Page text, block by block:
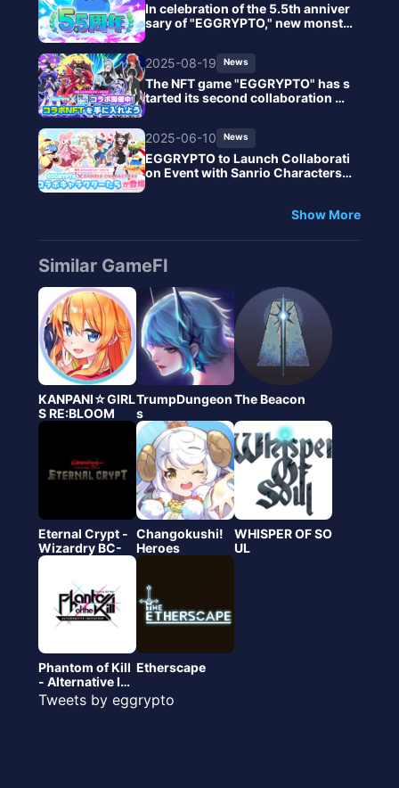
In celebration of the 5.5th anniver
sary of "EGGRYPTO," new monste
rs with the skill "Attack and Defen
se Reversal" will be added, along
with a paid limited gacha and spec
ial login bonuses.
2025-08-19 News
The NFT game "EGGRYPTO" has s
tarted its second collaboration wit
h the anime "That Time I Got Reinc
arnated as a Slime."
2025-06-10 News
EGGRYPTO to Launch Collaborati
on Event with Sanrio Characters S
tarting June 13
Show More
Similar GameFI
KANPANI☆GIRL
S RE:BLOOM
TrumpDungeon
s
The Beacon
Eternal Crypt -
Wizardry BC-
Changokushi!
Heroes
WHISPER OF SO
UL
Phantom of Kill
- Alternative Imi
tation
Etherscape
Tweets by eggrypto